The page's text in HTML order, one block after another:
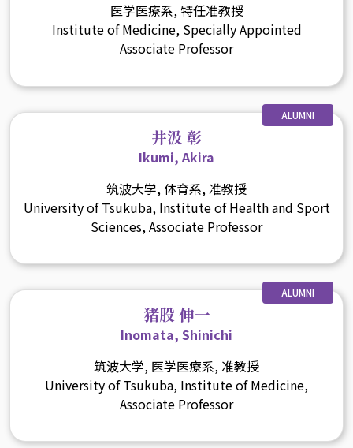
医学医療系, 特任准教授
Institute of Medicine, Specially Appointed
Associate Professor
ALUMNI
井汲 彰
Ikumi, Akira
筑波大学, 体育系, 准教授
University of Tsukuba, Institute of Health and Sport
Sciences, Associate Professor
ALUMNI
猪股 伸一
Inomata, Shinichi
筑波大学, 医学医療系, 准教授
University of Tsukuba, Institute of Medicine,
Associate Professor